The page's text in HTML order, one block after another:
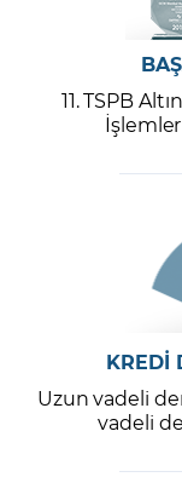
11. TSPB
KREDİ
Uzun vadeli
vadeli